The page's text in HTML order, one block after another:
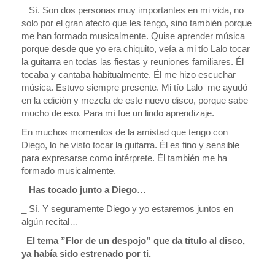
_ Sí. Son dos personas muy importantes en mi vida, no
solo por el gran afecto que les tengo, sino también porque
me han formado musicalmente. Quise aprender música
porque desde que yo era chiquito, veía a mi tío Lalo tocar
la guitarra en todas las fiestas y reuniones familiares. Él
tocaba y cantaba habitualmente. Él me hizo escuchar
música. Estuvo siempre presente. Mi tío Lalo me ayudó
en la edición y mezcla de este nuevo disco, porque sabe
mucho de eso. Para mí fue un lindo aprendizaje.
En muchos momentos de la amistad que tengo con
Diego, lo he visto tocar la guitarra. Él es fino y sensible
para expresarse como intérprete. Él también me ha
formado musicalmente.
_ Has tocado junto a Diego…
_ Sí. Y seguramente Diego y yo estaremos juntos en
algún recital…
_El tema ”Flor de un despojo” que da título al disco,
ya había sido estrenado por ti.